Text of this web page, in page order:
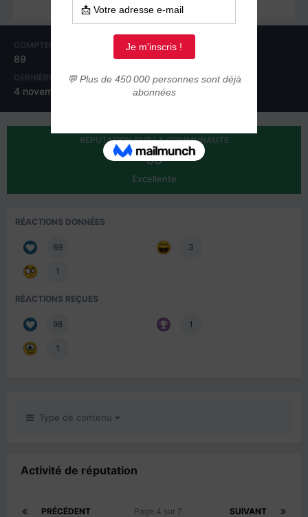
COMPTEUR DE CONTENUS
89
INSCRIPTION
6 janvier 2017
DERNIÈRE VISITE
4 novembre 2018
RÉPUTATION SUR LA COMMUNAUTÉ
99
Excellente
RÉACTIONS DONNÉES
69 3
1
RÉACTIONS REÇUES
98 1
1
Type de contenu
Activité de réputation
PRÉCÉDENT SUIVANT
Page 4 sur 7